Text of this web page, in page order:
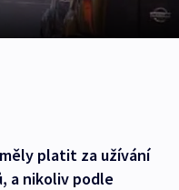
platit za užívání
a nikoliv podle